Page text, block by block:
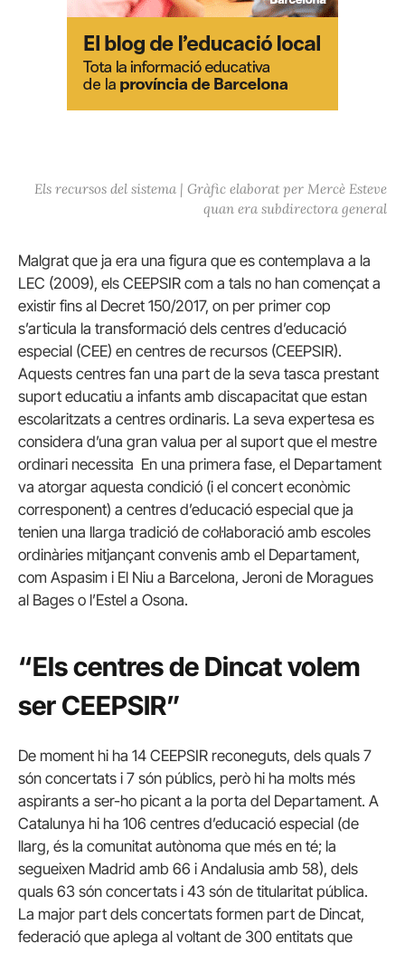
Els recursos del sistema | Gràfic elaborat per Mercè Esteve
quan era subdirectora general
Malgrat que ja era una figura que es contemplava a la
LEC (2009), els CEEPSIR com a tals no han començat a
existir fins al Decret 150/2017, on per primer cop
s’articula la transformació dels centres d’educació
especial (CEE) en centres de recursos (CEEPSIR).
Aquests centres fan una part de la seva tasca prestant
suport educatiu a infants amb discapacitat que estan
escolaritzats a centres ordinaris. La seva expertesa es
considera d’una gran valua per al suport que el mestre
ordinari necessita En una primera fase, el Departament
va atorgar aquesta condició (i el concert econòmic
corresponent) a centres d’educació especial que ja
tenien una llarga tradició de col·laboració amb escoles
ordinàries mitjançant convenis amb el Departament,
com Aspasim i El Niu a Barcelona, Jeroni de Moragues
al Bages o l’Estel a Osona.
“Els centres de Dincat volem
ser CEEPSIR”
De moment hi ha 14 CEEPSIR reconeguts, dels quals 7
són concertats i 7 són públics, però hi ha molts més
aspirants a ser-ho picant a la porta del Departament. A
Catalunya hi ha 106 centres d’educació especial (de
llarg, és la comunitat autònoma que més en té; la
segueixen Madrid amb 66 i Andalusia amb 58), dels
quals 63 són concertats i 43 són de titularitat pública.
La major part dels concertats formen part de Dincat,
federació que aplega al voltant de 300 entitats que